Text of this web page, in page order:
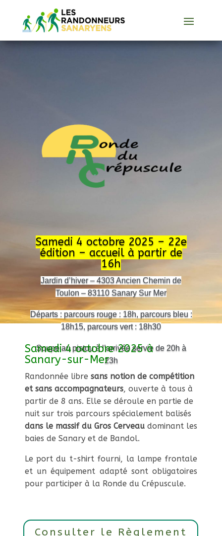
Samedi 4 octobre 2025 – 22e
édition – accueil à partir de
16h
Jardin d’hiver – 4303 Ancien Chemin de
Toulon – 83110 Sanary Sur Mer
Départs : parcours rouge : 18h, parcours bleu :
18h15, parcours vert : 18h30
Soupe au pistou à l’arrivée servie de 20h à
23h
Samedi 4 octobre 2025 à
Sanary-sur-Mer
Randonnée libre sans notion de compétition
et sans accompagnateurs, ouverte à tous à
partir de 8 ans. Elle se déroule en partie de
nuit sur trois parcours spécialement balisés
dans le massif du Gros Cerveaudominant les
baies de Sanary et de Bandol.
Le port du t-shirt fourni, la lampe frontale
et un équipement adapté sont obligatoires
pour participer à la Ronde du Crépuscule.
Consulter le Règlement